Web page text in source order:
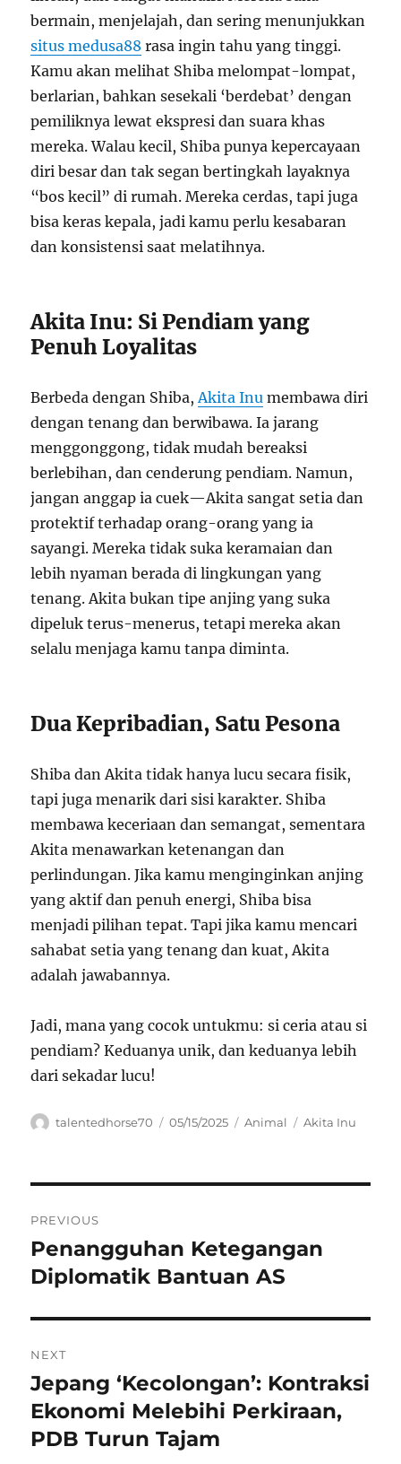
bermain, menjelajah, dan sering menunjukkan
situs medusa88 rasa ingin tahu yang tinggi.
Kamu akan melihat Shiba melompat-lompat,
berlarian, bahkan sesekali ‘berdebat’ dengan
pemiliknya lewat ekspresi dan suara khas
mereka. Walau kecil, Shiba punya kepercayaan
diri besar dan tak segan bertingkah layaknya
“bos kecil” di rumah. Mereka cerdas, tapi juga
bisa keras kepala, jadi kamu perlu kesabaran
dan konsistensi saat melatihnya.
Akita Inu: Si Pendiam yang
Penuh Loyalitas
Berbeda dengan Shiba, Akita Inu membawa diri
dengan tenang dan berwibawa. Ia jarang
menggonggong, tidak mudah bereaksi
berlebihan, dan cenderung pendiam. Namun,
jangan anggap ia cuek—Akita sangat setia dan
protektif terhadap orang-orang yang ia
sayangi. Mereka tidak suka keramaian dan
lebih nyaman berada di lingkungan yang
tenang. Akita bukan tipe anjing yang suka
dipeluk terus-menerus, tetapi mereka akan
selalu menjaga kamu tanpa diminta.
Dua Kepribadian, Satu Pesona
Shiba dan Akita tidak hanya lucu secara fisik,
tapi juga menarik dari sisi karakter. Shiba
membawa keceriaan dan semangat, sementara
Akita menawarkan ketenangan dan
perlindungan. Jika kamu menginginkan anjing
yang aktif dan penuh energi, Shiba bisa
menjadi pilihan tepat. Tapi jika kamu mencari
sahabat setia yang tenang dan kuat, Akita
adalah jawabannya.
Jadi, mana yang cocok untukmu: si ceria atau si
pendiam? Keduanya unik, dan keduanya lebih
dari sekadar lucu!
Author
talentedhorse70
Posted
05/15/2025 Categories
Animal Tags
Akita Inu
pos
PREVIOUS
Previous
post:
Penangguhan Ketegangan
Diplomatik Bantuan AS
NEXT
Next
post:
Jepang ‘Kecolongan’: Kontraksi
Ekonomi Melebihi Perkiraan,
PDB Turun Tajam